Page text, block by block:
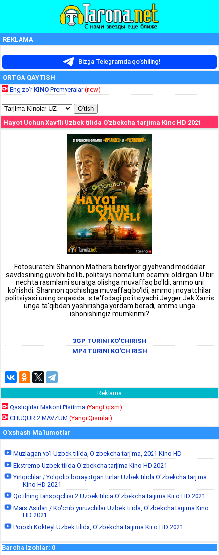
REKLAMA
Bizga Telegramda qo'shiling!
ORTGA QAYTISH
Eng zo'r KINO Premyeralar(new)
Hayot Uchun Xavfli Uzbek tilida O'zbekcha tarjima Kino HD 2021
Fotosuratchi Shannon Mathers beixtiyor giyohvand moddalar
savdosining guvohi bo'lib, politsiya noma'lum odamni o'ldirgan. U bir
nechta rasmlarni suratga olishga muvaffaq bo'ldi, ammo uni
ko'rishdi. Shannon qochishga muvaffaq bo'ldi, ammo jinoyatchilar
politsiyasi uning orqasida. Iste'fodagi politsiyachi Jeyger Jek Xarris
unga ta'qibdan yashirishga yordam beradi, ammo unga
ishonishingiz mumkinmi?
3GP TURINI KO'CHIRISH
MP4 TURINI KO'CHIRISH
Reklama
Qashqirlar Makoni Pistirma (Yangi qism)
CHUQUR 2 MAVZUM (Yangi Qismlar)
O'xshash Ma'lumotlar
Muzlagan yo'l Uzbek tilida, O'zbekcha tarjima, 2021 Kino HD
Ekstremo Uzbek tilida O'zbekcha tarjima Kino HD 2021
Yirtqichlar / Yo'qolib borayotgan turlar Uzbek tilida O'zbekcha tarjima
Kino HD 2021
Qotilning tansoqchisi 2 Uzbek tilida O'zbekcha tarjima Kino HD 2021
Mars Asirlari / Ko'chib yuruvchilar Uzbek tilida, O'zbekcha tarjima Kino
HD 2021
Poroxli Kokteyl Uzbek tilida, O'zbekcha tarjima Kino HD 2021
Barcha Izohlar: 0